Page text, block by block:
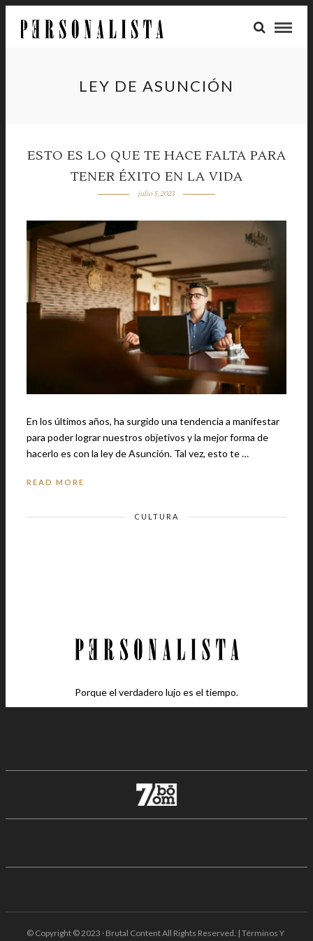
LEY DE ASUNCIÓN
ESTO ES LO QUE TE HACE FALTA PARA
TENER ÉXITO EN LA VIDA
julio 5, 2023
En los últimos años, ha surgido una tendencia a manifestar
para poder lograr nuestros objetivos y la mejor forma de
hacerlo es con la ley de Asunción. Tal vez, esto te …
READ MORE
CULTURA
Porque el verdadero lujo es el tiempo.
© Copyright © 2023 · Brutal Content All Rights Reserved. | Términos Y